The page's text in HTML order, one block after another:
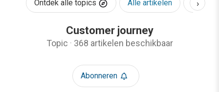
Ontdek alle topics Alle artikelen AI &
›
Customer journey
Topic · 368 artikelen beschikbaar
Abonneren